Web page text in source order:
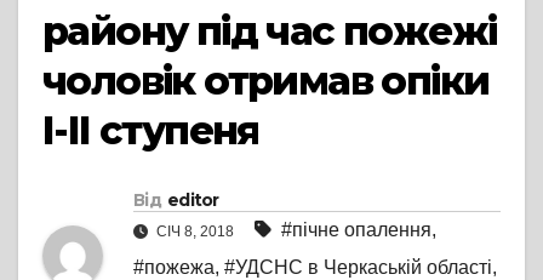
району під час пожежі
чоловік отримав опіки
І-ІІ ступеня
Від editor
СІЧ 8, 2018 #пічне опалення,
#пожежа, #УДСНС в Черкаській області,